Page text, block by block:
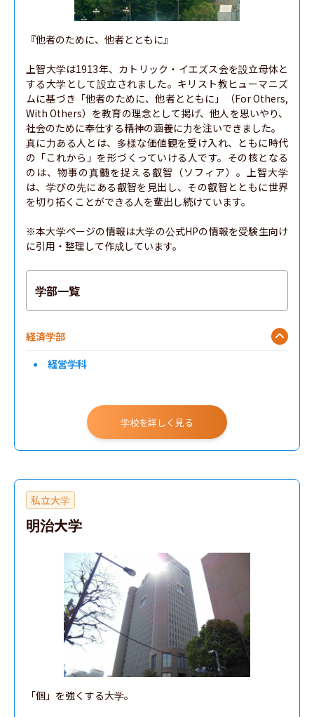
『他者のために、他者とともに』
上智大学は1913年、カトリック・イエズス会を設立母体と
する大学として設立されました。キリスト教ヒューマニズ
ムに基づき「他者のために、他者とともに」（For Others,
With Others）を教育の理念として掲げ、他人を思いやり、
社会のために奉仕する精神の涵養に力を注いできました。
真に力ある人とは、多様な価値観を受け入れ、ともに時代
の「これから」を形づくっていける人です。その核となる
のは、物事の真髄を捉える叡智（ソフィア）。上智大学
は、学びの先にある叡智を見出し、その叡智とともに世界
を切り拓くことができる人を輩出し続けています。
※本大学ページの情報は大学の公式HPの情報を受験生向け
に引用・整理して作成しています。
学部一覧
経済学部
経営学科
学校を詳しく見る
私立大学
明治大学
「個」を強くする大学。